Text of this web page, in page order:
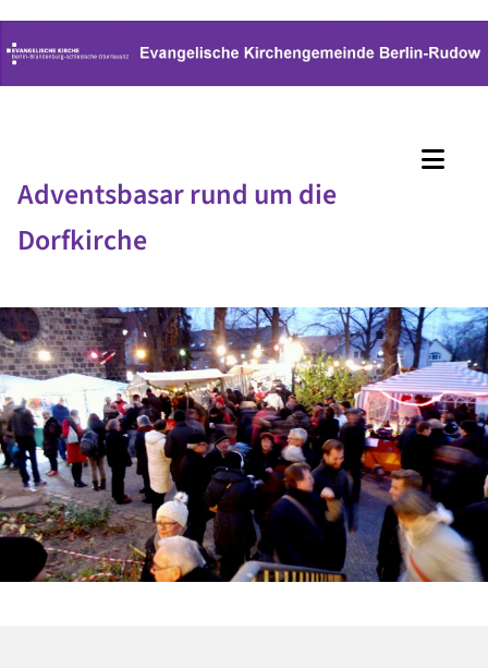
Adventsbasar rund um die
Dorfkirche